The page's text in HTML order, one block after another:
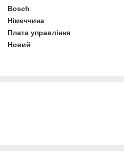
Bosch
Німеччина
Плата управління
Новий